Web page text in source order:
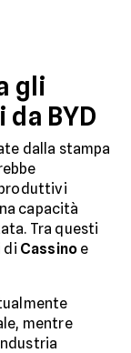
gli
BYD
dalla stampa
capacità
Tra questi
di Cassino e
mentre